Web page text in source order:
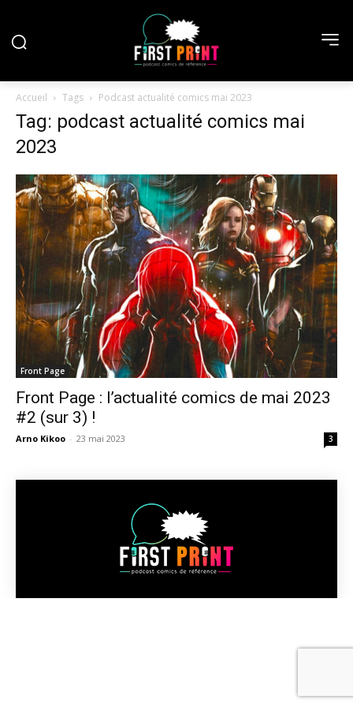
Accueil Tags Podcast actualité comics mai 2023
Tag: podcast actualité comics mai
2023
Front Page
Front Page : l’actualité comics de mai 2023
#2 (sur 3) !
Arno Kikoo - 23 mai 2023 3